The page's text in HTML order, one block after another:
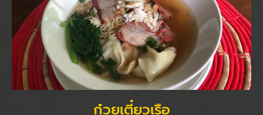
ก๋วยเตี๋ยวเรือ